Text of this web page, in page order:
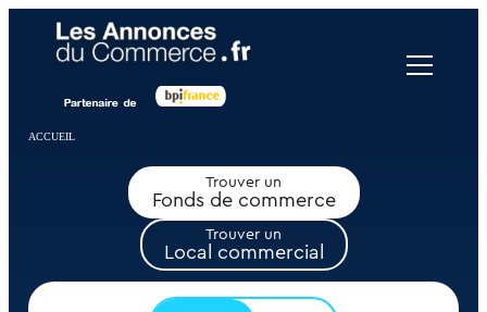
ACCUEIL
Trouver un
Fonds de commerce
Trouver un
Local commercial
Panneau de gestion des cookies